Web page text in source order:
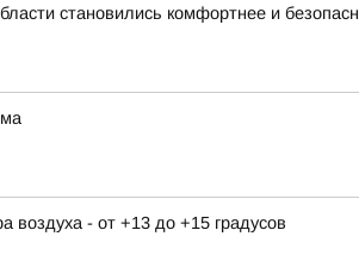
становились комфортнее и
воздуха - от +13 до +15 градусов